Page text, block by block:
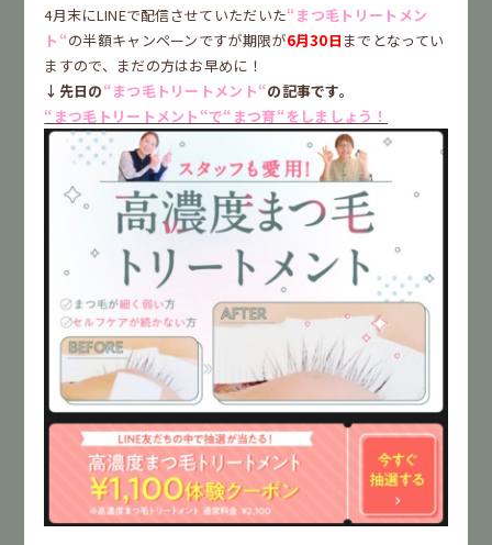
4月末にLINEで配信させていただいた“まつ毛トリートメン
ト“の半額キャンペーンですが期限が6月30日 までとなってい
ますので、まだの方はお早めに！
↓先日の“まつ毛トリートメント“の記事です。
“まつ毛トリートメント“で“まつ育“をしましょう！